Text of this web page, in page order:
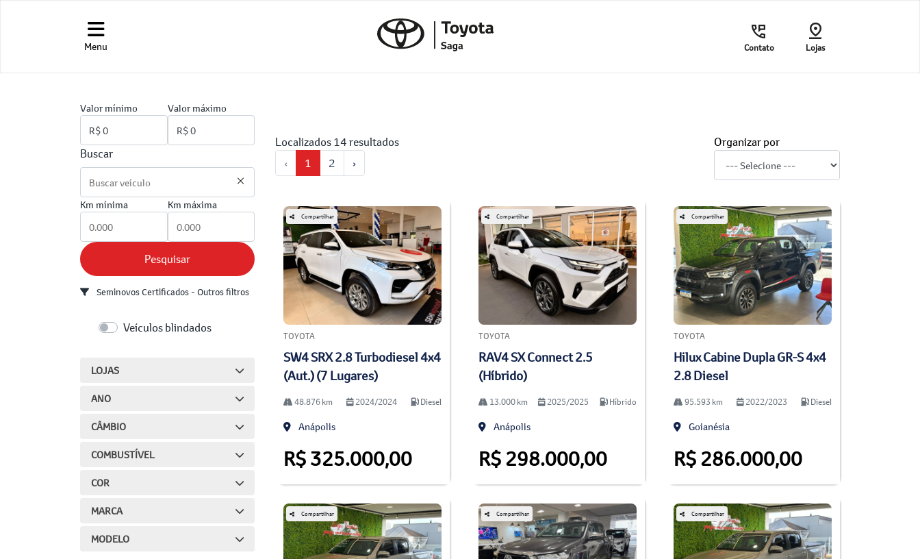
Menu Contato Lojas
Valor mínimo Valor máximo
Buscar
Km mínima Km máxima
Pesquisar
Seminovos Certificados - Outros filtros
Veículos blindados
LOJAS
ANO
CÂMBIO
COMBUSTÍVEL
COR
MARCA
MODELO
Localizados 14 resultados
‹
1 2 ›
Organizar por
Compartilhar
TOYOTA
SW4 SRX 2.8 Turbodiesel 4x4
(Aut.) (7 Lugares)
48.876 km 2024/2024 Diesel
Anápolis
R$ 325.000,00
Compartilhar
TOYOTA
RAV4 SX Connect 2.5
(Híbrido)
13.000 km 2025/2025 Híbrido
Anápolis
R$ 298.000,00
Compartilhar
TOYOTA
Hilux Cabine Dupla GR-S 4x4
2.8 Diesel
95.593 km 2022/2023 Diesel
Goianésia
R$ 286.000,00
Compartilhar Compartilhar Compartilhar